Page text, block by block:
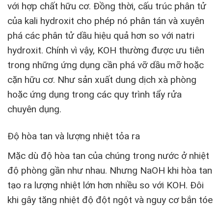
với hợp chất hữu cơ. Đồng thời, cấu trúc phân tử
của kali hydroxit cho phép nó phân tán và xuyên
phá các phân tử dầu hiệu quả hơn so với natri
hydroxit. Chính vì vậy, KOH thường được ưu tiên
trong những ứng dụng cần phá vỡ dầu mỡ hoặc
cặn hữu cơ. Như sản xuất dung dịch xà phòng
hoặc ứng dụng trong các quy trình tẩy rửa
chuyên dụng.
Độ hòa tan và lượng nhiệt tỏa ra
Mặc dù độ hòa tan của chúng trong nước ở nhiệt
độ phòng gần như nhau. Nhưng NaOH khi hòa tan
tạo ra lượng nhiệt lớn hơn nhiều so với KOH. Đôi
khi gây tăng nhiệt độ đột ngột và nguy cơ bắn tóe